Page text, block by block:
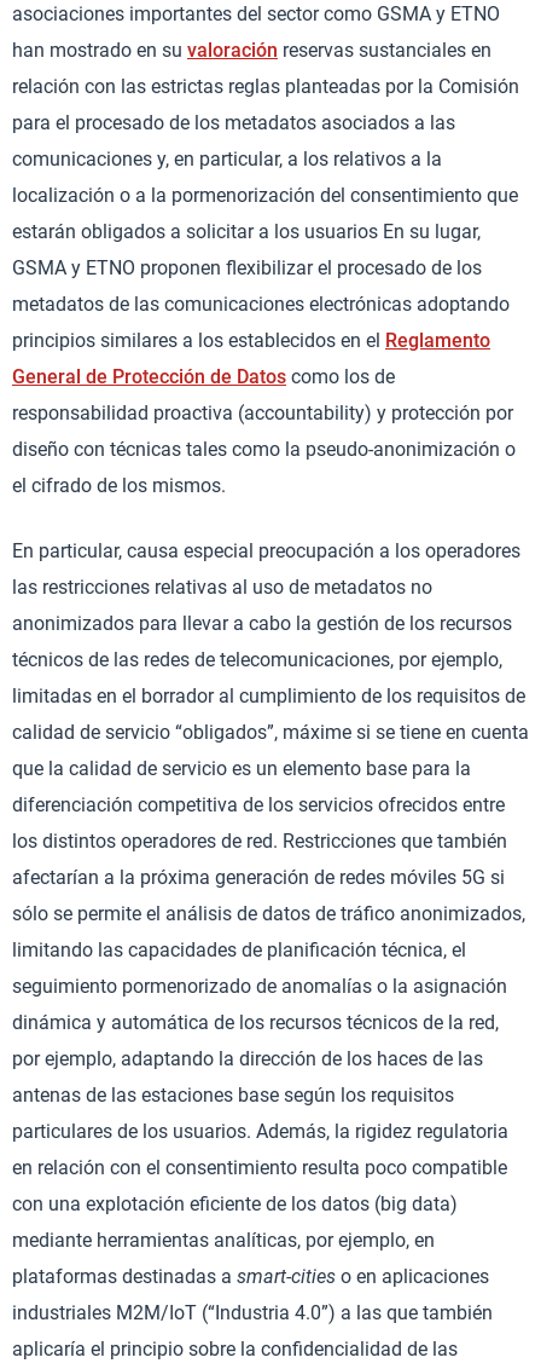
asociaciones importantes del sector como GSMA y ETNO
han mostrado en su valoración reservas sustanciales en
relación con las estrictas reglas planteadas por la Comisión
para el procesado de los metadatos asociados a las
comunicaciones y, en particular, a los relativos a la
localización o a la pormenorización del consentimiento que
estarán obligados a solicitar a los usuarios En su lugar,
GSMA y ETNO proponen flexibilizar el procesado de los
metadatos de las comunicaciones electrónicas adoptando
principios similares a los establecidos en el Reglamento
General de Protección de Datos como los de
responsabilidad proactiva (accountability) y protección por
diseño con técnicas tales como la pseudo-anonimización o
el cifrado de los mismos.
En particular, causa especial preocupación a los operadores
las restricciones relativas al uso de metadatos no
anonimizados para llevar a cabo la gestión de los recursos
técnicos de las redes de telecomunicaciones, por ejemplo,
limitadas en el borrador al cumplimiento de los requisitos de
calidad de servicio “obligados”, máxime si se tiene en cuenta
que la calidad de servicio es un elemento base para la
diferenciación competitiva de los servicios ofrecidos entre
los distintos operadores de red. Restricciones que también
afectarían a la próxima generación de redes móviles 5G si
sólo se permite el análisis de datos de tráfico anonimizados,
limitando las capacidades de planificación técnica, el
seguimiento pormenorizado de anomalías o la asignación
dinámica y automática de los recursos técnicos de la red,
por ejemplo, adaptando la dirección de los haces de las
antenas de las estaciones base según los requisitos
particulares de los usuarios. Además, la rigidez regulatoria
en relación con el consentimiento resulta poco compatible
con una explotación eficiente de los datos (big data)
mediante herramientas analíticas, por ejemplo, en
plataformas destinadas a smart-cities o en aplicaciones
industriales M2M/IoT (“Industria 4.0”) a las que también
aplicaría el principio sobre la confidencialidad de las